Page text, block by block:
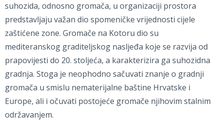
suhozida, odnosno gromača, u organizaciji prostora
predstavljaju važan dio spomeničke vrijednosti cijele
zaštićene zone. Gromače na Kotoru dio su
mediteranskog graditeljskog nasljeđa koje se razvija od
prapovijesti do 20. stoljeća, a karakterizira ga suhozidna
gradnja. Stoga je neophodno sačuvati znanje o gradnji
gromača u smislu nematerijalne baštine Hrvatske i
Europe, ali i očuvati postojeće gromače njihovim stalnim
održavanjem.